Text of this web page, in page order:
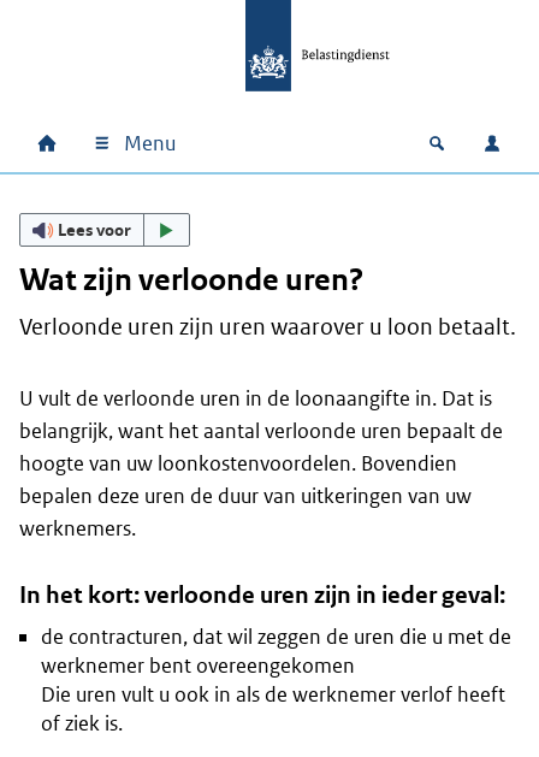
Hoofdnavigatie
Home Menu Open
Lees voor
Wat zijn verloonde uren?
Verloonde uren zijn uren waarover u loon betaalt.
U vult de verloonde uren in de loonaangifte in. Dat is
belangrijk, want het aantal verloonde uren bepaalt de
hoogte van uw loonkostenvoordelen. Bovendien
bepalen deze uren de duur van uitkeringen van uw
werknemers.
In het kort: verloonde uren zijn in ieder geval:
de contracturen, dat wil zeggen de uren die u met de
werknemer bent overeengekomen
Die uren vult u ook in als de werknemer verlof heeft
of ziek is.